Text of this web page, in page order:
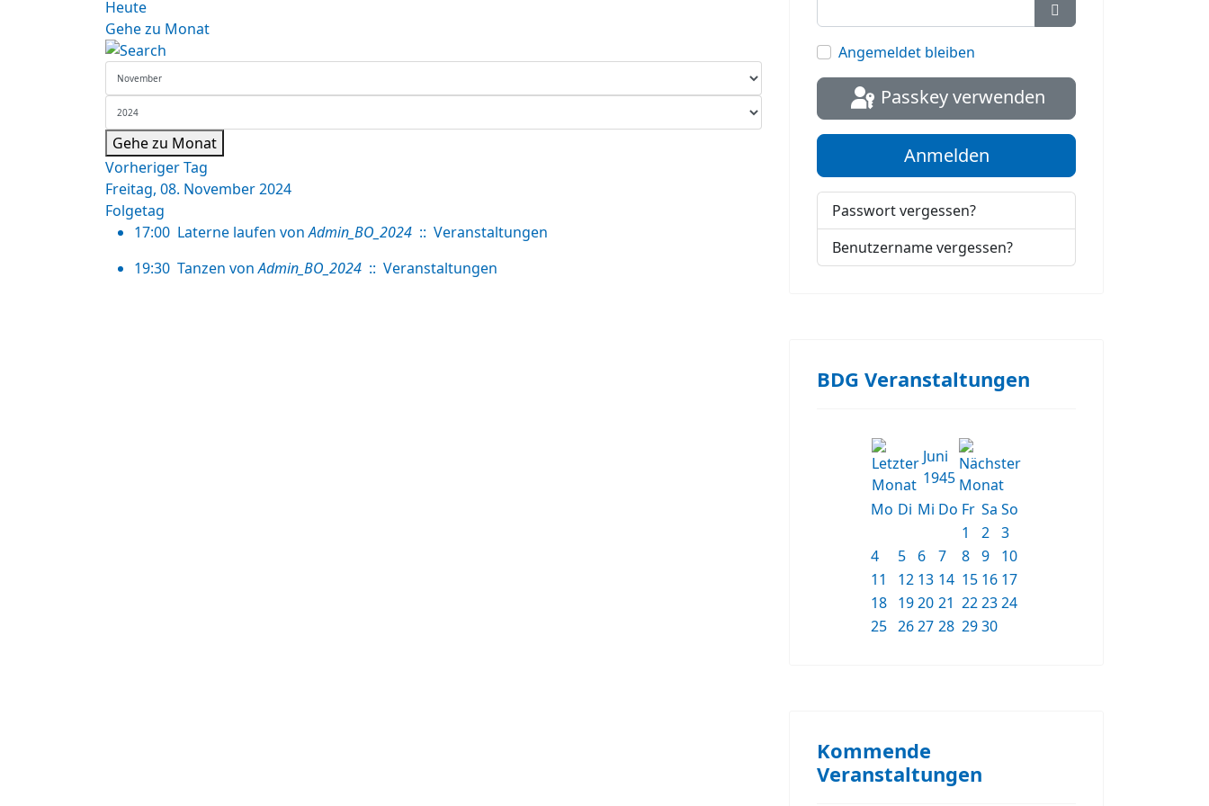
Heute
Gehe zu Monat
Gehe zu Monat
Vorheriger Tag
Freitag, 08. November 2024
Folgetag
17:00 Laterne laufen von Admin_BO_2024 :: Veranstaltungen
19:30 Tanzen von Admin_BO_2024 :: Veranstaltungen
Passwort anzeigen
Angemeldet bleiben
Passkey verwenden
Anmelden
Passwort vergessen?
Benutzername vergessen?
BDG Veranstaltungen
Juni
1945
Mo Di Mi Do Fr Sa So
1
2 3
4
5 6 7 8 9
10
11
12 13 14 15 16 17
18 1920 21 222324
25 2627 28 2930
Kommende
Veranstaltungen